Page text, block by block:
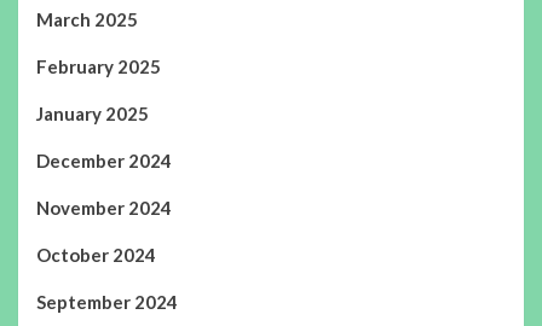
March 2025
February 2025
January 2025
December 2024
November 2024
October 2024
September 2024